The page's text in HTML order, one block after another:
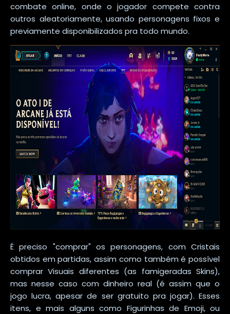
combate online, onde o jogador compete contra
outros aleatoriamente, usando personagens fixos e
previamente disponibilizados pra todo mundo.
É preciso "comprar" os personagens, com Cristais
obtidos em partidas, assim como também é possível
comprar Visuais diferentes (as famigeradas Skins),
mas nesse caso com dinheiro real (é assim que o
jogo lucra, apesar de ser gratuito pra jogar). Esses
itens, e mais alguns como Figurinhas de Emoji, ou